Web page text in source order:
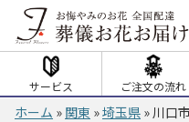
サービス ご注文の流れ
ホーム » 関東 »埼玉県 »川口市